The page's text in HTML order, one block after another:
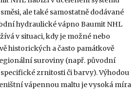
ale také samostatně dodávané
hydraulické vápno Baumit NHL
v situaci, kdy je možné nebo
historických a často památkově
suroviny (např. původní
zrnitosti či barvy). Výhodou
vápennou maltu je vysoká míra